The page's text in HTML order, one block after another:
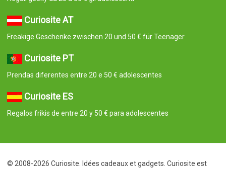
Curiosite AT
Freakige Geschenke zwischen 20 und 50 € für Teenager
Curiosite PT
Prendas diferentes entre 20 e 50 € adolescentes
Curiosite ES
Regalos frikis de entre 20 y 50 € para adolescentes
© 2008-2026 Curiosite. Idées cadeaux et gadgets. Curiosite est